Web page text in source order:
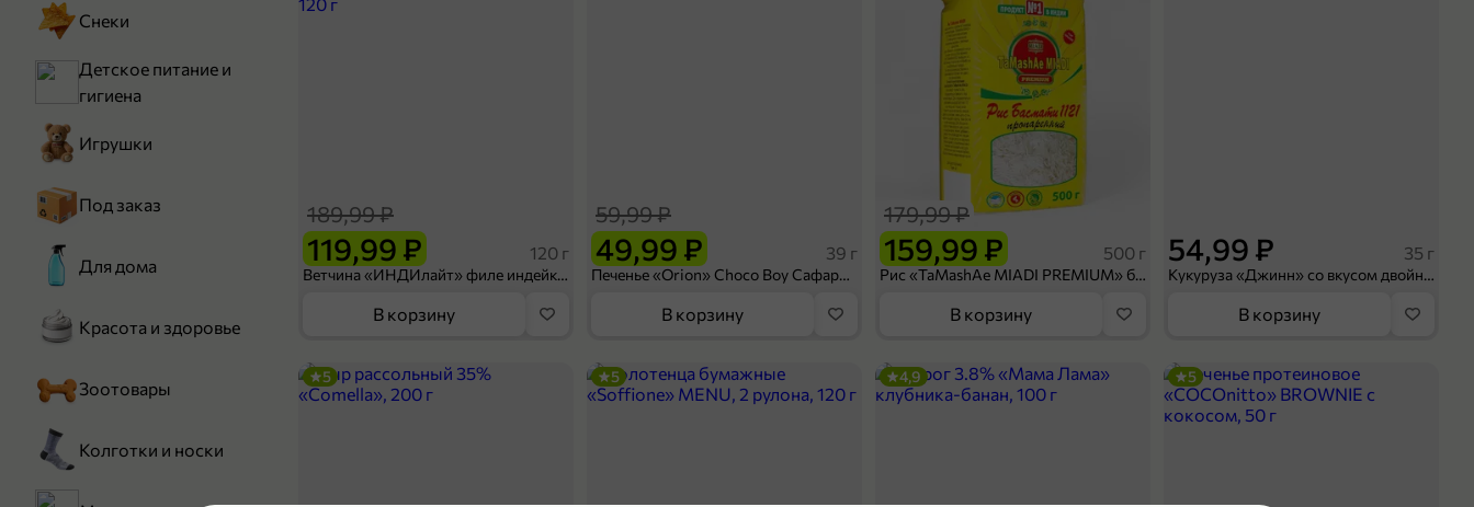
Снеки
Детское питание и
гигиена
Игрушки
Под заказ
Для дома
Красота и здоровье
Зоотовары
Колготки и носки
119,99 ₽
189,99 ₽
120 г
Ветчина «ИНДИлайт» филе индейки Мраморное, в нарезке, 120 г
В корзину
49,99 ₽
59,99 ₽
39 г
Печенье «Orion» Choco Boy Сафари кокос, 39 г
В корзину
159,99 ₽
179,99 ₽
500 г
Рис «TaMashAe MIADI PREMIUM» басмати пропаренный, 500 г
В корзину
54,99 ₽ 35 г
Кукуруза «Джинн» со вкусом двойного сыра и чили, 35 г
В корзину
5 5 4,9 5